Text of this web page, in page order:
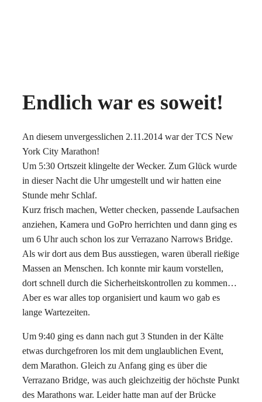
Endlich war es soweit!
An diesem unvergesslichen 2.11.2014 war der TCS New
York City Marathon!
Um 5:30 Ortszeit klingelte der Wecker. Zum Glück wurde
in dieser Nacht die Uhr umgestellt und wir hatten eine
Stunde mehr Schlaf.
Kurz frisch machen, Wetter checken, passende Laufsachen
anziehen, Kamera und GoPro herrichten und dann ging es
um 6 Uhr auch schon los zur Verrazano Narrows Bridge.
Als wir dort aus dem Bus ausstiegen, waren überall rießige
Massen an Menschen. Ich konnte mir kaum vorstellen,
dort schnell durch die Sicherheitskontrollen zu kommen…
Aber es war alles top organisiert und kaum wo gab es
lange Wartezeiten.
Um 9:40 ging es dann nach gut 3 Stunden in der Kälte
etwas durchgefroren los mit dem unglaublichen Event,
dem Marathon. Gleich zu Anfang ging es über die
Verrazano Bridge, was auch gleichzeitig der höchste Punkt
des Marathons war. Leider hatte man auf der Brücke